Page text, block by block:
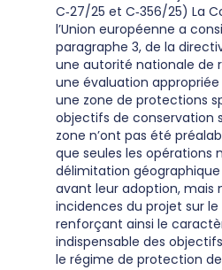
C‑27/25 et C‑356/25) La
l’Union européenne a
paragraphe 3, de la
une autorité nationale de
une évaluation
une zone de protections
objectifs de conservation
zone n’ont pas été
que seules les opérations
délimitation
avant leur adoption, mais
incidences du projet sur
renforçant ainsi le
indispensable des
le régime de protection